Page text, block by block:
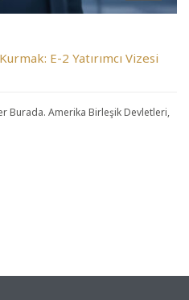
E-2 Yatırımcı Vizesi
Burada. Amerika Birleşik Devletleri,